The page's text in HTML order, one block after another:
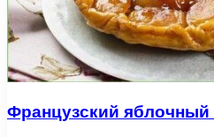
Французский яблочный